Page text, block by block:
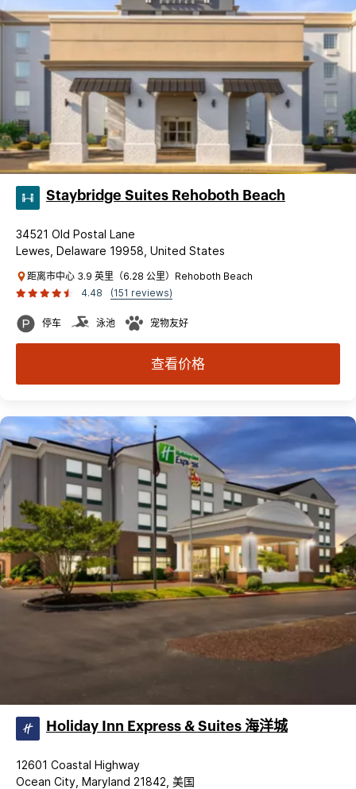
Staybridge Suites Rehoboth Beach
34521 Old Postal Lane
Lewes, Delaware 19958, United States
距离市中心 3.9 英里（6.28 公里）Rehoboth Beach
4.48
(151 reviews)
停车 泳池 宠物友好
查看价格
Holiday Inn Express & Suites 海洋城
12601 Coastal Highway
Ocean City, Maryland 21842, 美国